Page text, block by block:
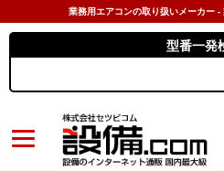
業務用エアコンの取り扱いメーカー
型番一発